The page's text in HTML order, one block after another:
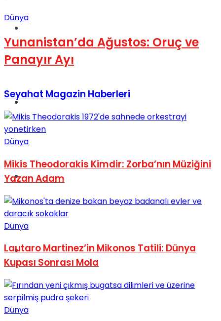
Müzik
Sinema
Tatil
Dünya
Yunanistan’da Ağustos: Oruç ve
Panayır Ayı
Seyahat Magazin Haberleri
Dünya
Mikis Theodorakis Kimdir: Zorba’nın Müziğini
Yazan Adam
Dünya
Lautaro Martinez’in Mikonos Tatili: Dünya
Kupası Sonrası Mola
Dünya